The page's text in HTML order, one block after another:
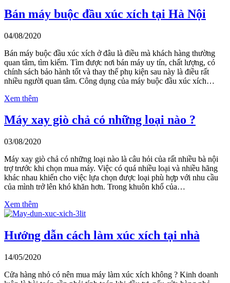
Bán máy buộc đầu xúc xích tại Hà Nội
04/08/2020
Bán máy buộc đầu xúc xích ở đâu là điều mà khách hàng thường
quan tâm, tìm kiếm. Tìm được nơi bán máy uy tín, chất lượng, có
chính sách bảo hành tốt và thay thế phụ kiện sau này là điều rất
nhiều người quan tâm. Công dụng của máy buộc đầu xúc xích…
Xem thêm
Máy xay giò chả có những loại nào ?
03/08/2020
Máy xay giò chả có những loại nào là câu hỏi của rất nhiều bà nội
trợ trước khi chọn mua máy. Việc có quá nhiều loại và nhiều hãng
khác nhau khiến cho việc lựa chọn được loại phù hợp với nhu cầu
của mình trở lên khó khăn hơn. Trong khuôn khổ của…
Xem thêm
Hướng dẫn cách làm xúc xích tại nhà
14/05/2020
Cửa hàng nhỏ có nên mua máy làm xúc xích không ? Kinh doanh